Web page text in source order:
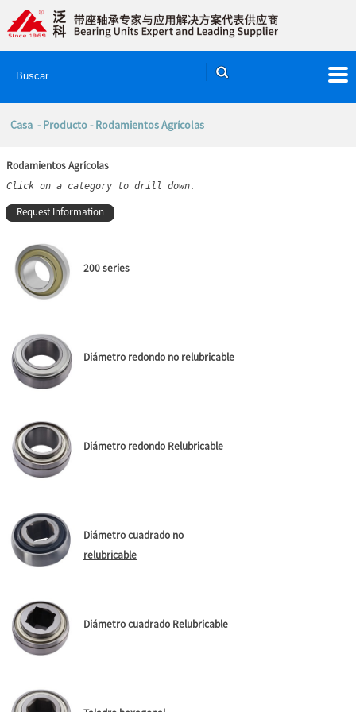
Casa -Producto- Rodamientos Agrícolas
Rodamientos Agrícolas
Click on a category to drill down.
Request Information
200 series
Diámetro redondo no relubricable
Diámetro redondo Relubricable
Diámetro cuadrado no
relubricable
Diámetro cuadrado Relubricable